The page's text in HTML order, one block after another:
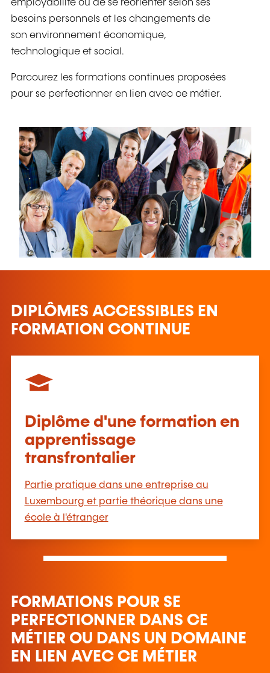
employabilité ou de se réorienter selon ses
besoins personnels et les changements de
son environnement économique,
technologique et social.
Parcourez les formations continues proposées
pour se perfectionner en lien avec ce métier.
DIPLÔMES ACCESSIBLES EN
FORMATION CONTINUE
Diplôme d'une formation en
apprentissage
transfrontalier
Partie pratique dans une entreprise au
Luxembourg et partie théorique dans une
école à l'étranger
FORMATIONS POUR SE
PERFECTIONNER DANS CE
MÉTIER OU DANS UN DOMAINE
EN LIEN AVEC CE MÉTIER